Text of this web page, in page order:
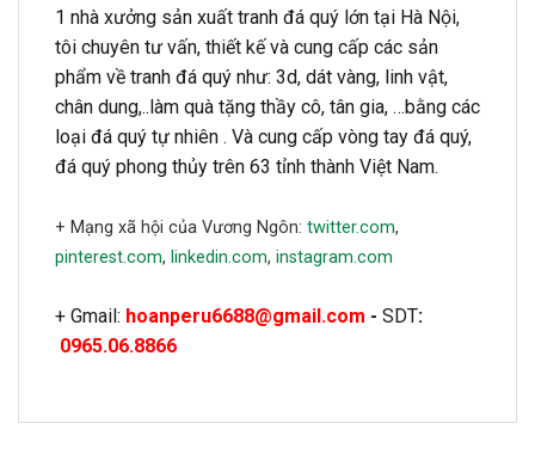
1 nhà xưởng sản xuất tranh đá quý lớn tại Hà Nội,
tôi chuyên tư vấn, thiết kế và cung cấp các sản
phẩm về tranh đá quý như: 3d, dát vàng, linh vật,
chân dung,..làm quà tặng thầy cô, tân gia, …bằng các
loại đá quý tự nhiên . Và cung cấp vòng tay đá quý,
đá quý phong thủy trên 63 tỉnh thành Việt Nam.
+ Mạng xã hội của Vương Ngôn: twitter.com,
pinterest.com, linkedin.com, instagram.com
+ Gmail: hoanperu6688@gmail.com - SDT:
0965.06.8866